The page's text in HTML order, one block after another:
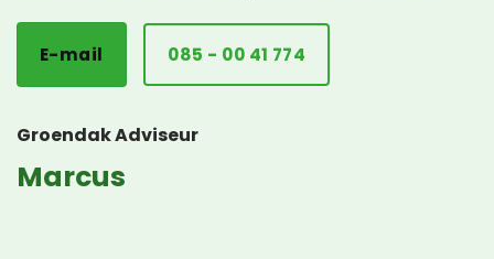
E-mail 085 - 00 41 774
Groendak Adviseur
Marcus